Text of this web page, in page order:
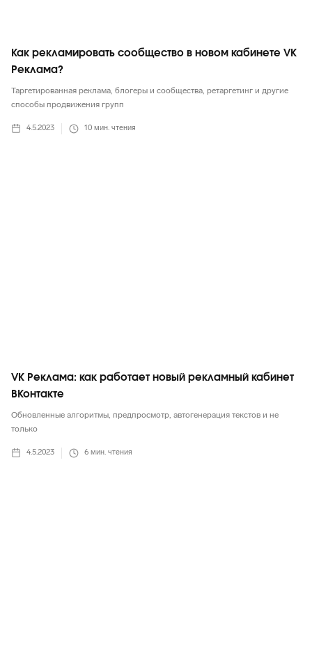
Как рекламировать сообщество в новом кабинете VK
Реклама?
Таргетированная реклама, блогеры и сообщества, ретаргетинг и другие
способы продвижения групп
4.5.2023 10 мин. чтения
VK Реклама: как работает новый рекламный кабинет
ВКонтакте
Обновленные алгоритмы, предпросмотр, автогенерация текстов и не
только
4.5.2023 6 мин. чтения